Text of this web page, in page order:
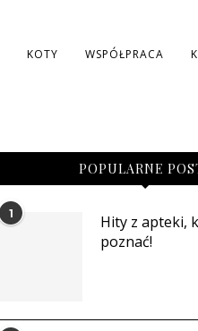
KOTY WSPÓŁPRACA
POPULARNE
1
Hity z apteki,
poznać!